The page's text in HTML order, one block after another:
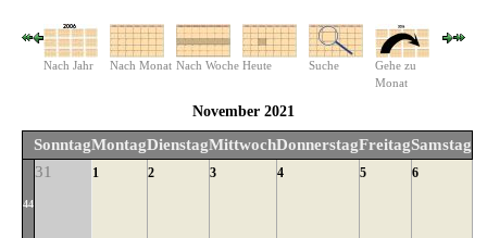
Nach Jahr Nach Monat Nach Woche Heute Suche
Gehe zu
Monat
November 2021
SonntagMontagDienstagMittwochDonnerstagFreitagSamstag
44
31 1 2 3 4 5 6